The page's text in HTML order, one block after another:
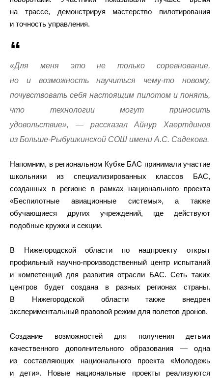
на трассе, демонстрируя мастерство пилотирования
и точность управления.
«Для меня это не только соревнование,
но и возможность научиться чему-то новому,
почувствовать себя настоящим пилотом и понять,
что технологии могут приносить
удовольствие», — рассказал Айнур Хаертдинов
из Больше-Рыбушкинской СОШ имени А.С. Садекова.
Напомним, в региональном Кубке БАС принимали участие
школьники из специализированных классов БАС,
созданных в регионе в рамках национального проекта
«Беспилотные авиационные системы», а также
обучающиеся других учреждений, где действуют
подобные кружки и секции.
В Нижегородской области по нацпроекту открыт
профильный научно-производственный центр испытаний
и компетенций для развития отрасли БАС. Сеть таких
центров будет создана в разных регионах страны.
В Нижегородской области также внедрен
экспериментальный правовой режим для полетов дронов.
Создание возможностей для получения детьми
качественного дополнительного образования — одна
из составляющих национального проекта «Молодежь
и дети». Новые национальные проекты реализуются